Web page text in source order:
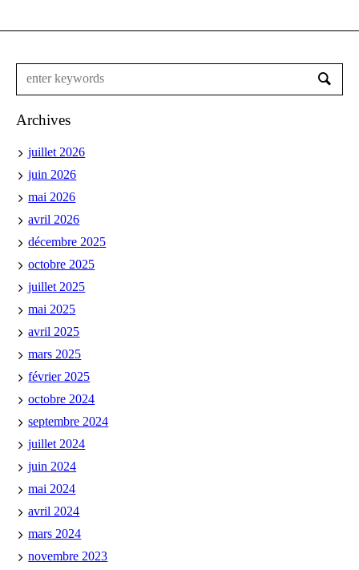
Archives
juillet 2026
juin 2026
mai 2026
avril 2026
décembre 2025
octobre 2025
juillet 2025
mai 2025
avril 2025
mars 2025
février 2025
octobre 2024
septembre 2024
juillet 2024
juin 2024
mai 2024
avril 2024
mars 2024
novembre 2023